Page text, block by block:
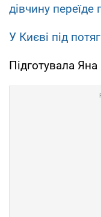
дівчину переїде
У Києві під
Підготувала